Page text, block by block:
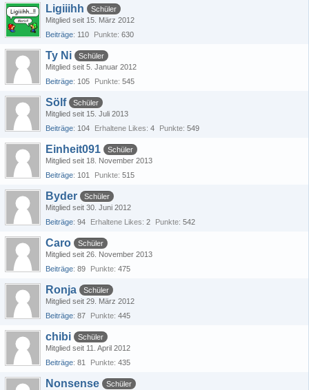
Ligiiihh
Schüler
Mitglied seit 15. März 2012
Beiträge 110 Punkte 630
Ty Ni
Schüler
Mitglied seit 5. Januar 2012
Beiträge 105 Punkte 545
Sölf
Schüler
Mitglied seit 15. Juli 2013
Beiträge 104 Erhaltene Likes 4 Punkte 549
Einheit091
Schüler
Mitglied seit 18. November 2013
Beiträge 101 Punkte 515
Byder
Schüler
Mitglied seit 30. Juni 2012
Beiträge 94 Erhaltene Likes 2 Punkte 542
Caro
Schüler
Mitglied seit 26. November 2013
Beiträge 89 Punkte 475
Ronja
Schüler
Mitglied seit 29. März 2012
Beiträge 87 Punkte 445
chibi
Schüler
Mitglied seit 11. April 2012
Beiträge 81 Punkte 435
Nonsense
Schüler